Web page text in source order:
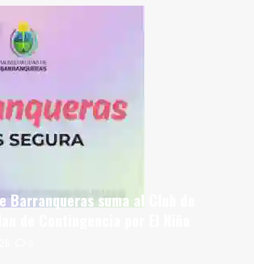
Barranqueras suma al Club de